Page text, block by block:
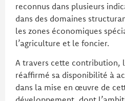
reconnus dans plusieurs
dans des domaines
les zones économiques
l’agriculture et le foncier.
A travers cette contribution,
réaffirmé sa disponibilité à
dans la mise en œuvre de